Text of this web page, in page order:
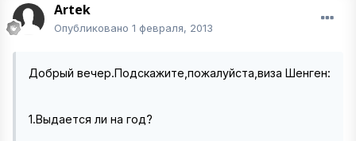
Artek
Опубликовано 1 февраля, 2013
Добрый вечер.Подскажите,пожалуйста,виза Шенген:
1.Выдается ли на год?